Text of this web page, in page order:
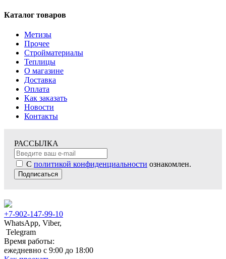
Каталог товаров
Метизы
Прочее
Стройматериалы
Теплицы
О магазине
Доставка
Оплата
Как заказать
Новости
Контакты
РАССЫЛКА
С политикой конфиденциальности ознакомлен.
Подписаться
+7-902-147-99-10
WhatsApp, Viber,
Telegram
Время работы:
ежедневно с 9:00 до 18:00